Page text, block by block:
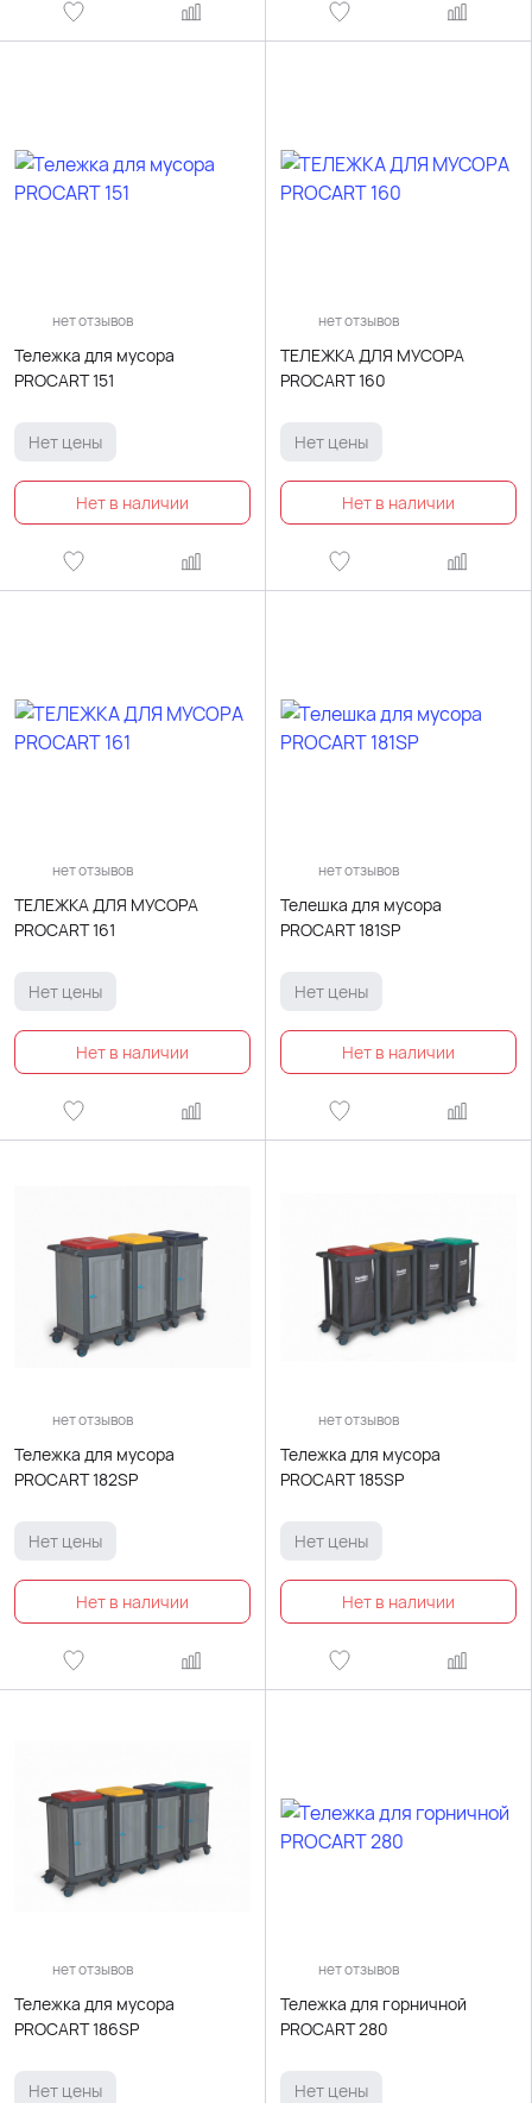
нет отзывов
Тележка для мусора
PROCART 151
Нет цены
нет отзывов
ТЕЛЕЖКА ДЛЯ МУСОРА
PROCART 160
Нет цены
нет отзывов
ТЕЛЕЖКА ДЛЯ МУСОРА
PROCART 161
Нет цены
нет отзывов
Телешка для мусора
PROCART 181SP
Нет цены
нет отзывов
Тележка для мусора
PROCART 182SP
Нет цены
нет отзывов
Тележка для мусора
PROCART 185SP
Нет цены
нет отзывов
Тележка для мусора
PROCART 186SP
Нет цены
нет отзывов
Тележка для горничной
PROCART 280
Нет цены